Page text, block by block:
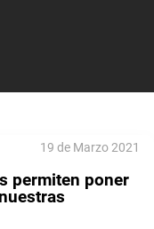
19 de Marzo 2021
permiten poner